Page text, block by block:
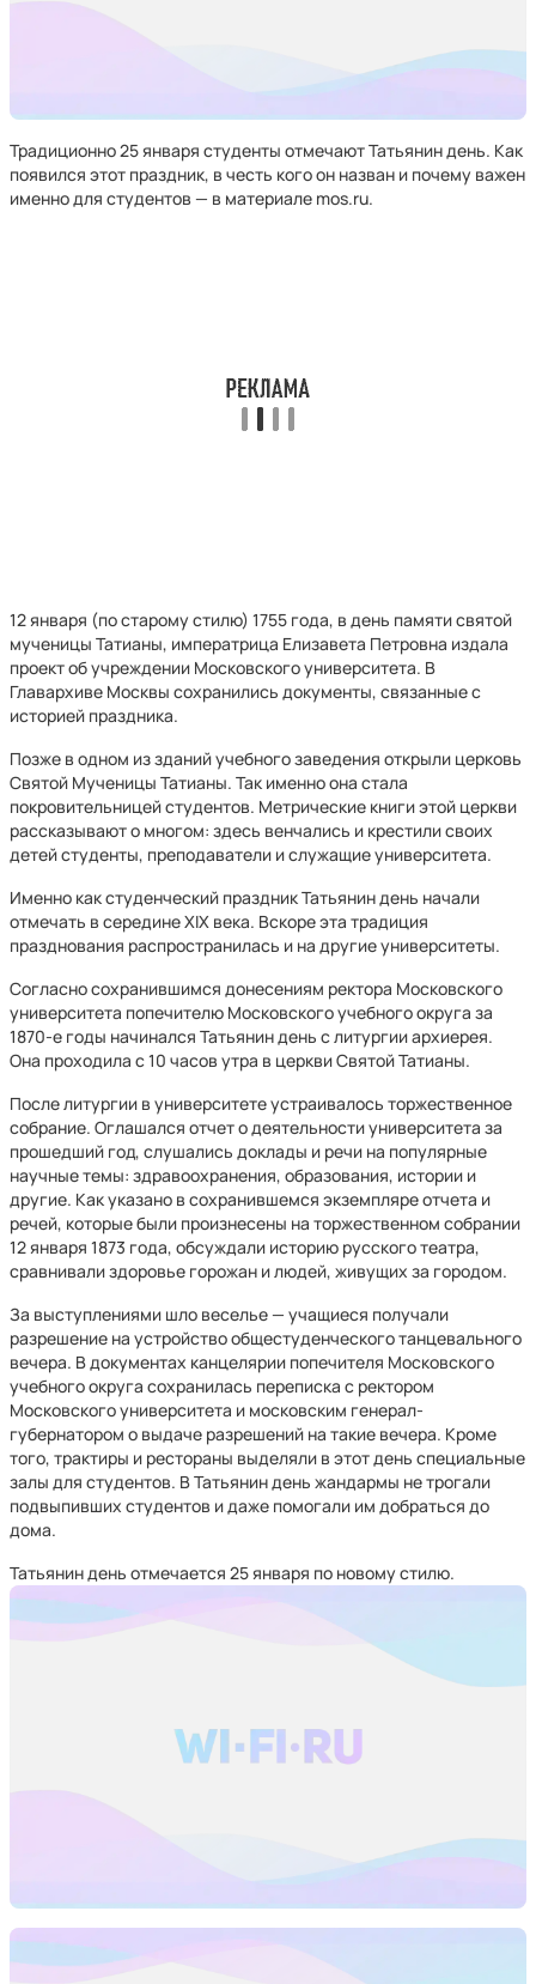
Традиционно 25 января студенты отмечают Татьянин день. Как
появился этот праздник, в честь кого он назван и почему важен
именно для студентов — в материале mos.ru.
12 января (по старому стилю) 1755 года, в день памяти святой
мученицы Татианы, императрица Елизавета Петровна издала
проект об учреждении Московского университета. В
Главархиве Москвы сохранились документы, связанные с
историей праздника.
Позже в одном из зданий учебного заведения открыли церковь
Святой Мученицы Татианы. Так именно она стала
покровительницей студентов. Метрические книги этой церкви
рассказывают о многом: здесь венчались и крестили своих
детей студенты, преподаватели и служащие университета.
Именно как студенческий праздник Татьянин день начали
отмечать в середине XIX века. Вскоре эта традиция
празднования распространилась и на другие университеты.
Согласно сохранившимся донесениям ректора Московского
университета попечителю Московского учебного округа за
1870-е годы начинался Татьянин день с литургии архиерея.
Она проходила с 10 часов утра в церкви Святой Татианы.
После литургии в университете устраивалось торжественное
собрание. Оглашался отчет о деятельности университета за
прошедший год, слушались доклады и речи на популярные
научные темы: здравоохранения, образования, истории и
другие. Как указано в сохранившемся экземпляре отчета и
речей, которые были произнесены на торжественном собрании
12 января 1873 года, обсуждали историю русского театра,
сравнивали здоровье горожан и людей, живущих за городом.
За выступлениями шло веселье — учащиеся получали
разрешение на устройство общестуденческого танцевального
вечера. В документах канцелярии попечителя Московского
учебного округа сохранилась переписка с ректором
Московского университета и московским генерал-
губернатором о выдаче разрешений на такие вечера. Кроме
того, трактиры и рестораны выделяли в этот день специальные
залы для студентов. В Татьянин день жандармы не трогали
подвыпивших студентов и даже помогали им добраться до
дома.
Татьянин день отмечается 25 января по новому стилю.